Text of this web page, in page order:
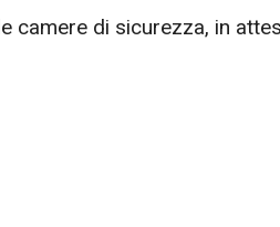
camere di sicurezza, in